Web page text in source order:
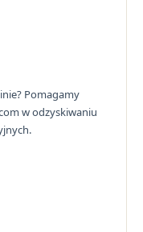
Pomagamy
w odzyskiwaniu